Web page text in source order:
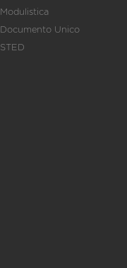
Modulistica
Documento Unico
STED